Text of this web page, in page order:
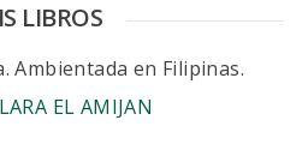
LIBROS
Ambientada en Filipinas.